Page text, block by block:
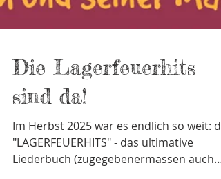
Die Lagerfeuerhits
sind da!
Im Herbst 2025 war es endlich so weit: